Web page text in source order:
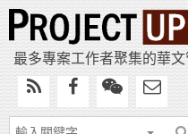
最多專案工作者聚集的華